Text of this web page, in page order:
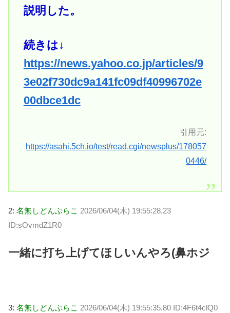
説明した。
続きは↓
https://news.yahoo.co.jp/articles/9
3e02f730dc9a141fc09df40996702e
00dbce1dc
引用元:
https://asahi.5ch.io/test/read.cgi/newsplus/178057
0446/
2: 名無しどんぶらこ 2026/06/04(木) 19:55:28.23
ID:sOvmdZ1R0
一緒に打ち上げてほしいんやろ(鼻ホジ
3: 名無しどんぶらこ 2026/06/04(木) 19:55:35.80 ID:4F6t4clQ0